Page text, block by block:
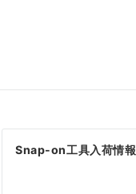
Snap-on工具入荷情報